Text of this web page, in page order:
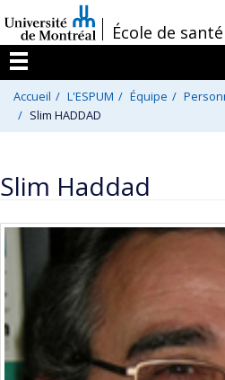
au
contenu
/École de
Menu
Accueil L'ESPUM Équipe
Slim HADDAD
Slim Haddad